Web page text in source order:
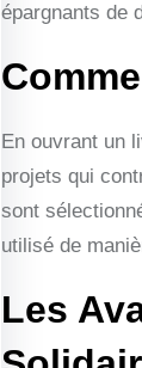
épargnants de
En ouvrant un
projets qui
sont
utilisé de
Les